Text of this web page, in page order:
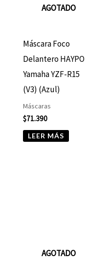
AGOTADO
Máscara Foco
Delantero HAYPO
Yamaha YZF-R15
(V3) (Azul)
Máscaras
$71.390
LEER MÁS
AGOTADO